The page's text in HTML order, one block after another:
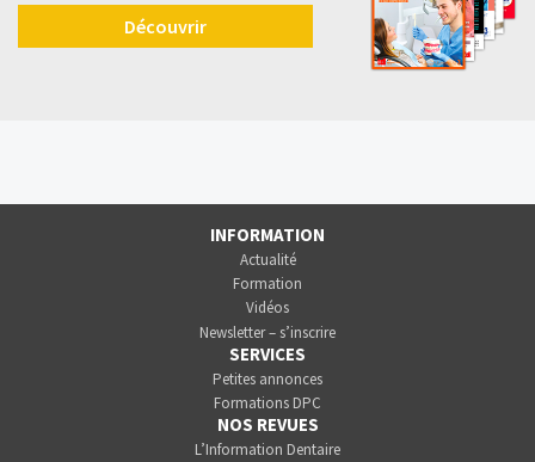
Découvrir
INFORMATION
Actualité
Formation
Vidéos
Newsletter – s’inscrire
SERVICES
Petites annonces
Formations DPC
NOS REVUES
L’Information Dentaire